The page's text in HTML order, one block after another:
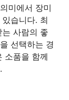
미에서 장미
습니다. 최
사람의 좋
선택하는 경
소품을 함께